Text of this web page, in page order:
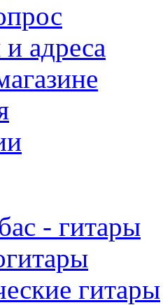
адреса
- гитары
гитары